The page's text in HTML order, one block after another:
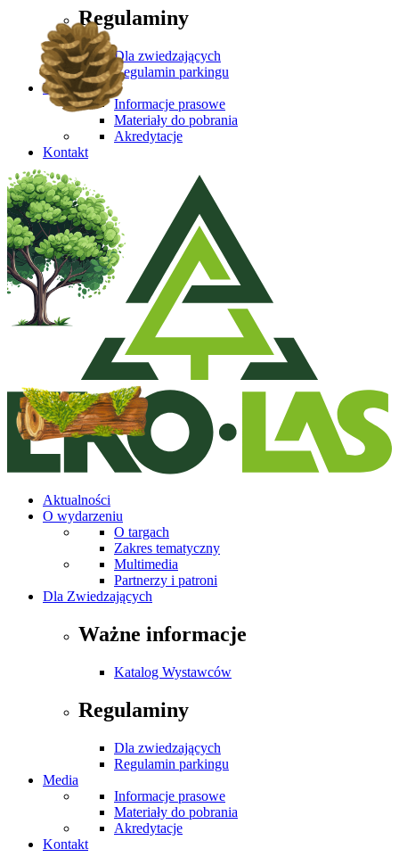
Regulaminy
Dla zwiedzających
Regulamin parkingu
Media
Informacje prasowe
Materiały do pobrania
Akredytacje
Kontakt
Aktualności
O wydarzeniu
O targach
Zakres tematyczny
Multimedia
Partnerzy i patroni
Dla Zwiedzających
Ważne informacje
Katalog Wystawców
Regulaminy
Dla zwiedzających
Regulamin parkingu
Media
Informacje prasowe
Materiały do pobrania
Akredytacje
Kontakt